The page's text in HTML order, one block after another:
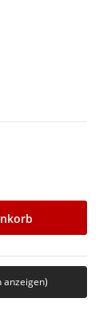
anzeigen)